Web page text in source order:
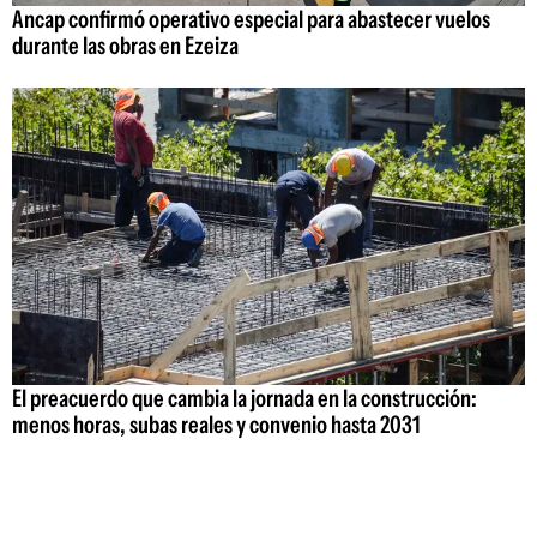
Ancap confirmó operativo especial para abastecer vuelos
durante las obras en Ezeiza
El preacuerdo que cambia la jornada en la construcción:
menos horas, subas reales y convenio hasta 2031